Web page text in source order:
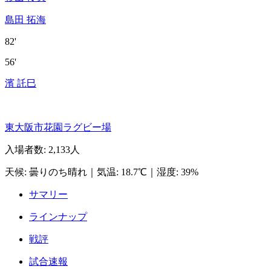
島田 拓海
82'
56'
濱 託巳
東大阪市花園ラグビー場
入場者数: 2,133人
天候: 曇りのち晴れ 気温: 18.7℃ 湿度: 39%
サマリー
ラインナップ
戦評
試合速報